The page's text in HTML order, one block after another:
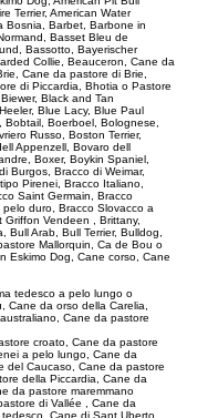
Terrier, American Water
Bosnia, Barbet, Barbone in
Basset Bleu de
Bassotto, Bayerischer
Collie, Beauceron, Cane da
Cane da pastore di Brie,
di Piccardia, Bhotia o Pastore
Black and Tan
Blue Lacy, Blue Paul
Boerboel, Bolognese,
Russo, Boston Terrier,
Appenzell, Bovaro dell
Boxer, Boykin Spaniel,
Burgos, Bracco di Weimar,
Pirenei, Bracco Italiano,
Saint Germain, Bracco
duro, Bracco Slovacco a
Vendeen , Brittany,
Arab, Bull Terrier, Bulldog,
Mallorquin, Ca de Bou o
Eskimo Dog, Cane corso, Cane
tedesco a pelo lungo o
da orso della Carelia,
Cane da pastore
croato, Cane da pastore
a pelo lungo, Cane da
del Caucaso, Cane da pastore
della Piccardia, Cane da
da pastore maremmano
di Vallée , Cane da
Cane di Sant Uberto,